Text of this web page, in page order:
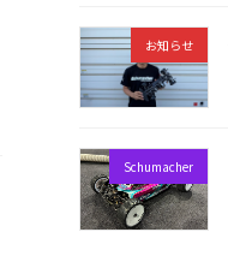
お知らせ
Schumacher